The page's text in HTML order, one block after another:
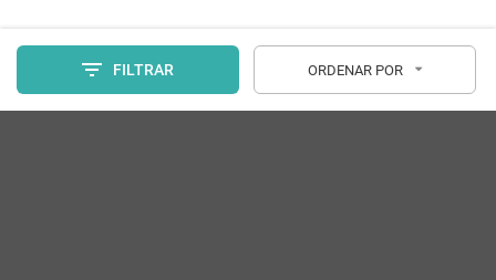
FILTRAR ORDENAR POR